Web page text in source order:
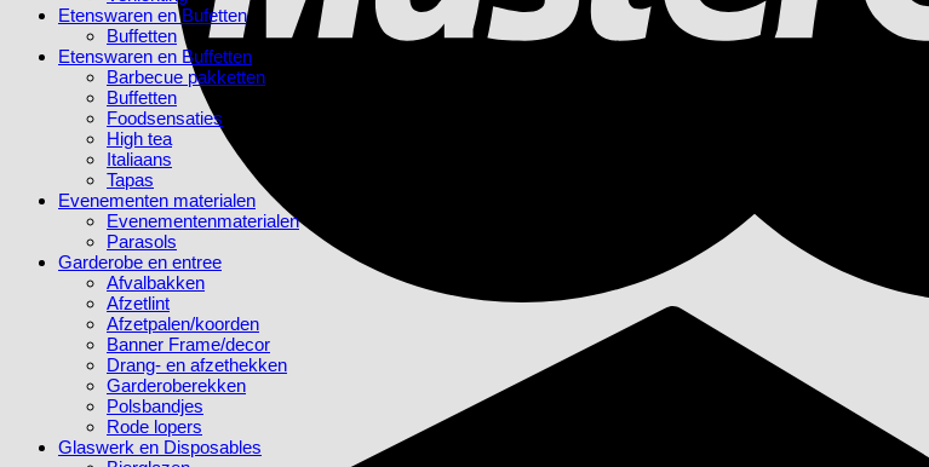
Etenswaren en Bufetten
Buffetten
Etenswaren en Buffetten
Barbecue pakketten
Buffetten
Foodsensaties
High tea
Italiaans
Tapas
Evenementen materialen
Evenementenmaterialen
Parasols
Garderobe en entree
Afvalbakken
Afzetlint
Afzetpalen/koorden
Banner Frame/decor
Drang- en afzethekken
Garderoberekken
Polsbandjes
Rode lopers
Glaswerk en Disposables